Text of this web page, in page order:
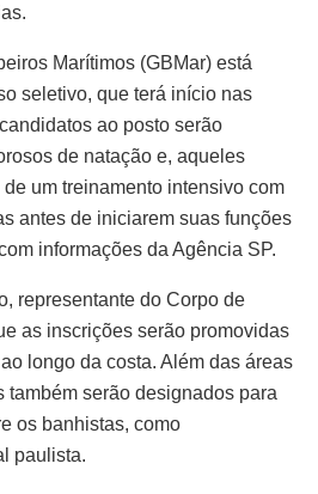
Marítimos (GBMar) está
seletivo, que terá início nas
ao posto serão
de natação e, aqueles
um treinamento intensivo com
antes de iniciarem suas funções
informações da Agência SP.
representante do Corpo de
as inscrições serão promovidas
longo da costa. Além das áreas
também serão designados para
os banhistas, como
paulista.